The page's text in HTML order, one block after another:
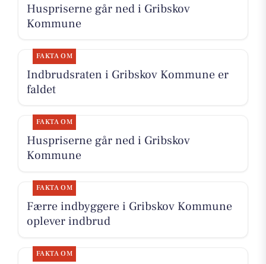
Huspriserne går ned i Gribskov
Kommune
FAKTA OM
Indbrudsraten i Gribskov Kommune er
faldet
FAKTA OM
Huspriserne går ned i Gribskov
Kommune
FAKTA OM
Færre indbyggere i Gribskov Kommune
oplever indbrud
FAKTA OM